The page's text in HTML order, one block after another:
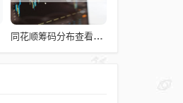
同花顺筹码分布查看详解攻略